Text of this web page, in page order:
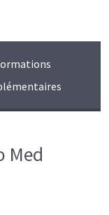
Med